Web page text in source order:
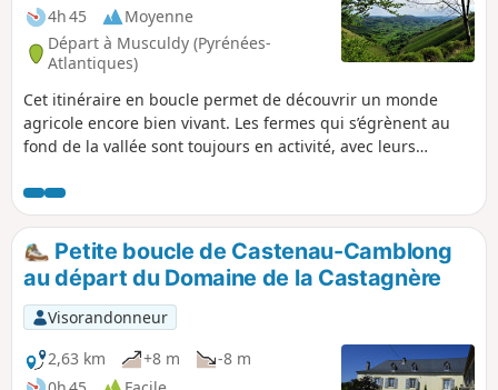
4h 45
Moyenne
Départ à Musculdy (Pyrénées-
Atlantiques)
Cet itinéraire en boucle permet de découvrir un monde
agricole encore bien vivant. Les fermes qui s’égrènent au
fond de la vallée sont toujours en activité, avec leurs
agro-pastorale aux multiples facettes en traversant les
forêts, puis les pâturages de la moyenne montagne. La
chapelle Saint-Antoine domine le Col d’Osquich, haut lieu
de la chasse à la palombe en automne. Depuis le sommet,
la vue est saisissante sur la Vallée de la Soule, les
montagnes de Haute-Soule, le massif karstique des
Arbailles et la Basse-Navarre.
Petite boucle de Castenau-Camblong
au départ du Domaine de la Castagnère
Visorandonneur
2,63 km
+8 m
-8 m